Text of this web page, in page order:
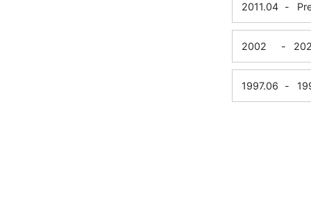
2011.04 -
2002 -
1997.06 -